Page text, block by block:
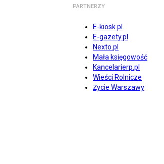
PARTNERZY
E-kiosk.pl
E-gazety.pl
Nexto.pl
Mała księgowość
Kancelarierp.pl
Wieści Rolnicze
Życie Warszawy